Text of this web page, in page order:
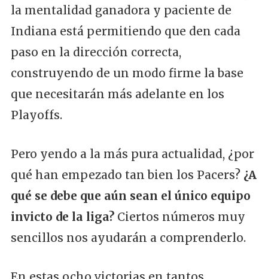
la mentalidad ganadora y paciente de
Indiana está permitiendo que den cada
paso en la dirección correcta,
construyendo de un modo firme la base
que necesitarán más adelante en los
Playoffs.
Pero yendo a la más pura actualidad, ¿por
qué han empezado tan bien los Pacers? ¿A
qué se debe que aún sean el único equipo
invicto de la liga?Ciertos números muy
sencillos nos ayudarán a comprenderlo.